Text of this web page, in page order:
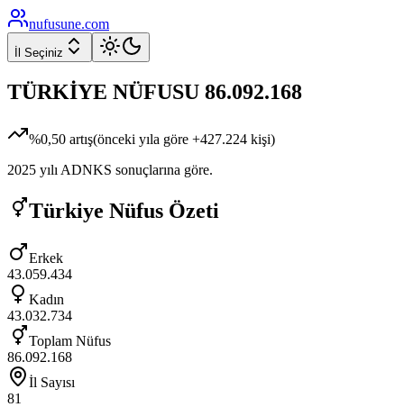
nufusune.com
İl Seçiniz
TÜRKİYE NÜFUSU 86.092.168
%0,50 artış(önceki yıla göre +427.224 kişi)
2025 yılı ADNKS sonuçlarına göre.
Türkiye Nüfus Özeti
Erkek
43.059.434
Kadın
43.032.734
Toplam Nüfus
86.092.168
İl Sayısı
81